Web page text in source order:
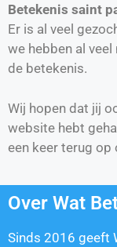
Betekenis saint
Er is al veel
we hebben al
de betekenis.
Wij hopen dat jij
website hebt
een keer terug op
Over Wat
Sinds 2016 geeft